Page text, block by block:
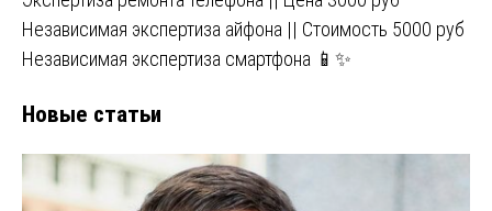
Независимая экспертиза айфона || Стоимость 5000 руб
Независимая экспертиза смартфона 📱✨
Новые статьи